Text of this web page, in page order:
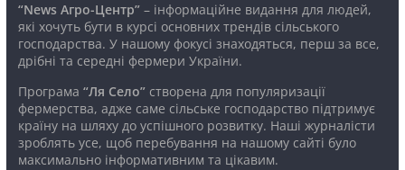
“News Агро-Центр”– інформаційне видання для людей,
які хочуть бути в курсі основних трендів сільського
господарства. У нашому фокусі знаходяться, перш за все,
дрібні та середні фермери України.
Програма “Ля Село”створена для популяризації
фермерства, адже саме сільське господарство підтримує
країну на шляху до успішного розвитку. Наші журналісти
зроблять усе, щоб перебування на нашому сайті було
максимально інформативним та цікавим.